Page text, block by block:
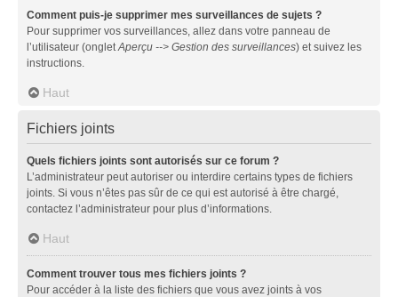
Comment puis-je supprimer mes surveillances de sujets ?
Pour supprimer vos surveillances, allez dans votre panneau de
l’utilisateur (ongletAperçu --> Gestion des surveillances) et suivez les
instructions.
Haut
Fichiers joints
Quels fichiers joints sont autorisés sur ce forum ?
L’administrateur peut autoriser ou interdire certains types de fichiers
joints. Si vous n’êtes pas sûr de ce qui est autorisé à être chargé,
contactez l’administrateur pour plus d’informations.
Haut
Comment trouver tous mes fichiers joints ?
Pour accéder à la liste des fichiers que vous avez joints à vos